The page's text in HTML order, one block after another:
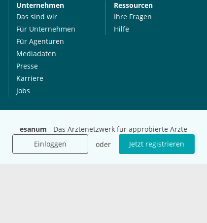
esanum - Das Ärztenetzwerk für approbierte Ärzte
Einloggen
oder Jetzt registrieren
Unternehmen
Das sind wir
Für Unternehmen
Für Agenturen
Mediadaten
Presse
Karriere
Jobs
Ressourcen
Ihre Fragen
Hilfe
esanum.it
esanum.com
esanum.fr
Youtube
Twitter
LinkedIn